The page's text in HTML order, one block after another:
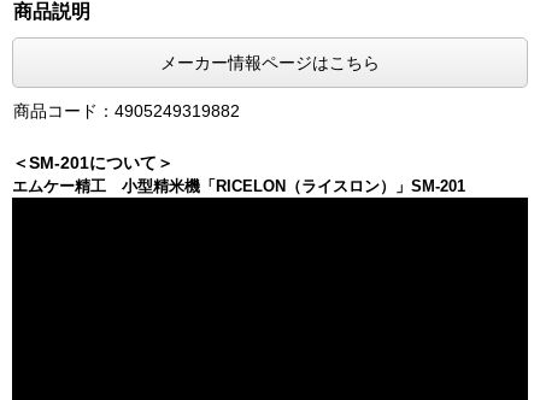
商品説明
メーカー情報ページはこちら
商品コード：4905249319882
＜SM-201について＞
エムケー精工 小型精米機「RICELON（ライスロン）」SM-201